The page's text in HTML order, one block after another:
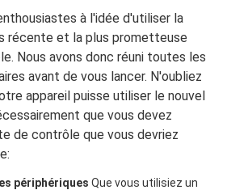
à l'idée d'utiliser la
récente et la plus prometteuse
Nous avons donc réuni toutes les
avant de vous lancer. N'oubliez
appareil puisse utiliser le nouvel
que vous devez
de contrôle que vous devriez
périphériques Que vous utilisiez un